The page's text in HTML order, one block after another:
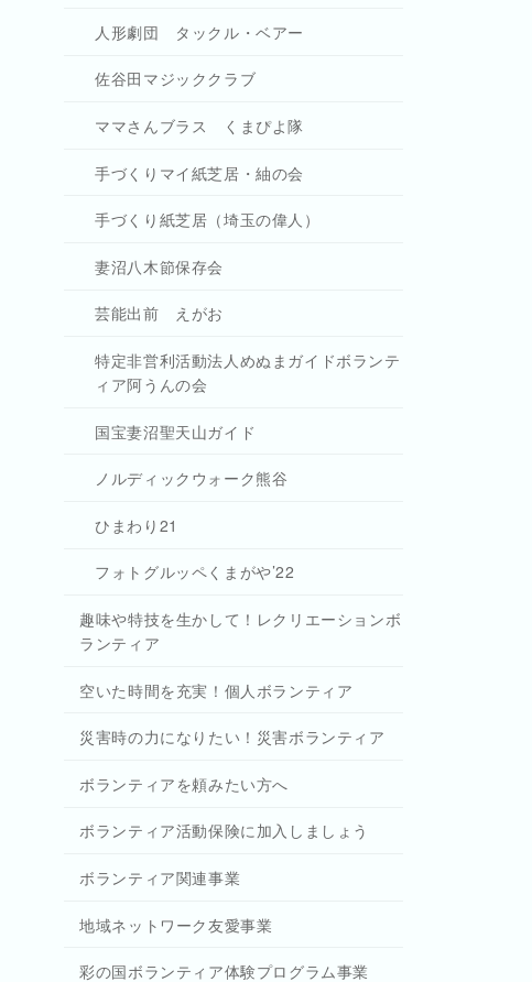
人形劇団 タックル・ベアー
佐谷田マジッククラブ
ママさんブラス くまぴよ隊
手づくりマイ紙芝居・紬の会
手づくり紙芝居（埼玉の偉人）
妻沼八木節保存会
芸能出前 えがお
特定非営利活動法人めぬまガイドボランテ
ィア阿うんの会
国宝妻沼聖天山ガイド
ノルディックウォーク熊谷
ひまわり21
フォトグルッペくまがや’22
趣味や特技を生かして！レクリエーションボ
ランティア
空いた時間を充実！個人ボランティア
災害時の力になりたい！災害ボランティア
ボランティアを頼みたい方へ
ボランティア活動保険に加入しましょう
ボランティア関連事業
地域ネットワーク友愛事業
彩の国ボランティア体験プログラム事業